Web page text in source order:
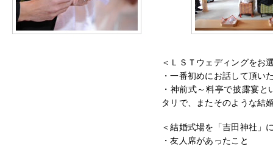
＜ＬＳＴウェディングをお
・一番初めにお話して頂い
・神前式～料亭で披露宴
タリで、またそのような結
＜結婚式場を「吉田神社」
・友人席があったこと